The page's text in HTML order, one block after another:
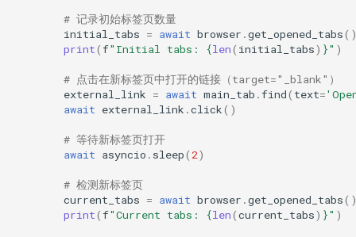
# 记录初始标签页数量
initial_tabs = await browser .get_opened_tabs
print(f"Initial tabs: {len( initial_tabs) }" )
# 点击在新标签页中打开的链接（target="_blank"）
external_link = await main_tab .find( text=
await external_link .click()
# 等待新标签页打开
await asyncio . sleep(2)
# 检测新标签页
current_tabs = await browser .get_opened_tabs
print(f"Current tabs: {len(current_tabs) }" )